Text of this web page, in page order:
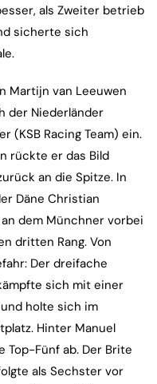
als Zweiter betrieb
sicherte sich
Martijn van Leeuwen
der Niederländer
(KSB Racing Team) ein.
rückte er das Bild
an die Spitze. In
Däne Christian
dem Münchner vorbei
dritten Rang. Von
Der dreifache
sich mit einer
holte sich im
Hinter Manuel
Top-Fünf ab. Der Brite
als Sechster vor